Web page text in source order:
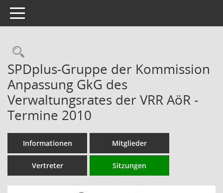
Toggle navigation
Rechercheauswahl
SPDplus-Gruppe der Kommission
Anpassung GkG des
Verwaltungsrates der VRR AöR -
Termine 2010
Informationen Mitglieder
Vertreter Sitzungen